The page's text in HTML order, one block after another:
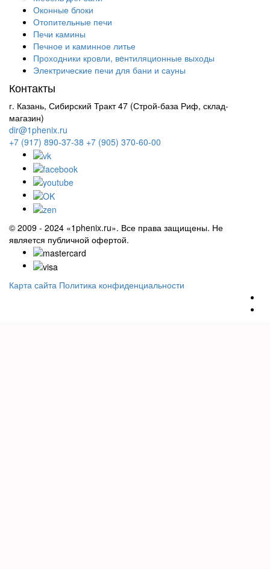
Оконные блоки
Отопительные печи
Печи камины
Печное и каминное литье
Проходники кровли, вeнтиляционные выходы
Электрические печи для бани и сауны
Контакты
г. Казань, Сибирский Тракт 47 (Строй-база Риф, склад-
магазин)
dir@1phenix.ru
+7 (917) 890-37-38 +7 (905) 370-60-00
© 2009 - 2024 «1phenix.ru». Все права защищены. Не
является публичной офертой.
Карта сайта Политика конфиденциальности